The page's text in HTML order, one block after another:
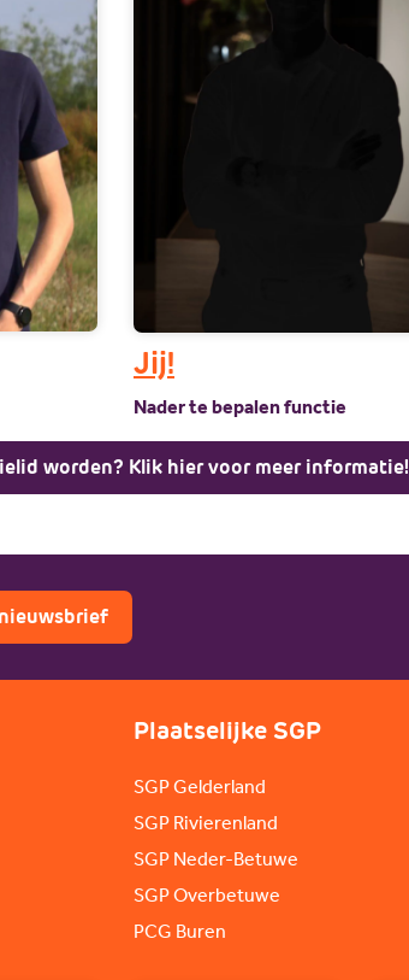
Jij!
Nader te bepalen functie
worden? Klik hier voor meer informatie!
Plaatselijke SGP
SGP Gelderland
SGP Rivierenland
SGP Neder-Betuwe
SGP Overbetuwe
PCG Buren